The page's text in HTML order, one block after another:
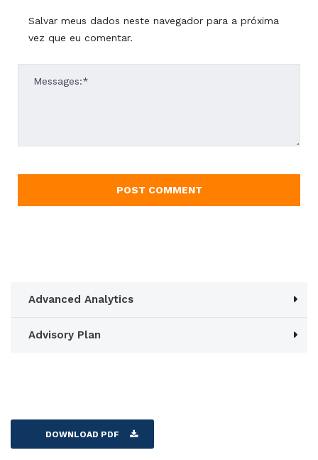
Salvar meus dados neste navegador para a próxima
vez que eu comentar.
Advanced Analytics
Advisory Plan
DOWNLOAD PDF